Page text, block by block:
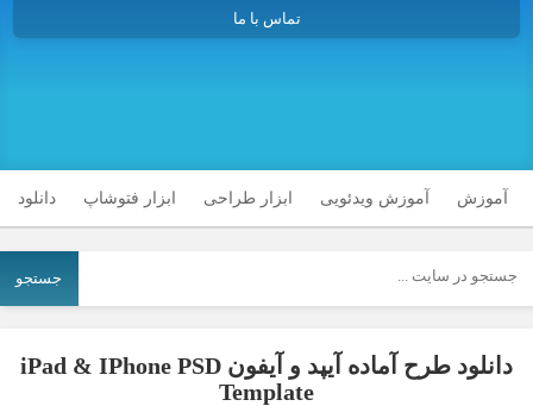
تماس با ما
آموزش آموزش ویدئویی ابزار طراحی ابزار فتوشاپ دانلود
جستجو
دانلود طرح آماده آیپد و آیفون iPad & IPhone PSD
Template